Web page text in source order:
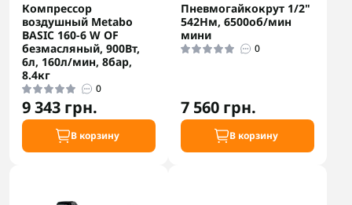
Компрессор
воздушный Metabo
BASIC 160-6 W OF
безмасляный, 900Вт,
6л, 160л/мин, 8бар,
8.4кг
0
9 343 грн.
В корзину
Пневмогайкокрут 1/2"
542Нм, 6500об/мин
мини
0
7 560 грн.
В корзину